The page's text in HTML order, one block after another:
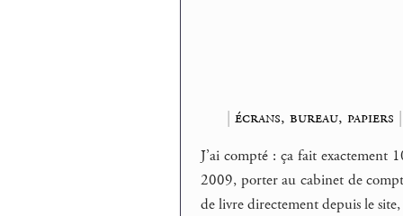
| écrans, bureau, papiers
J’ai compté : ça fait exactement
2009, porter au cabinet de
de livre directement depuis le